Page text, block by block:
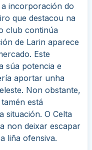
a incorporación do
que destacou na
club continúa
de Larin aparece
Este
súa potencia e
aportar unha
Non obstante,
está
situación. O Celta
non deixar escapar
liña ofensiva.